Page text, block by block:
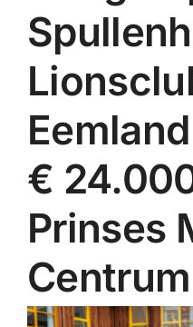
Over ons
Werken en Leren
Actueel
Contact
Cadeaukaart
€
Prinses
Centrum